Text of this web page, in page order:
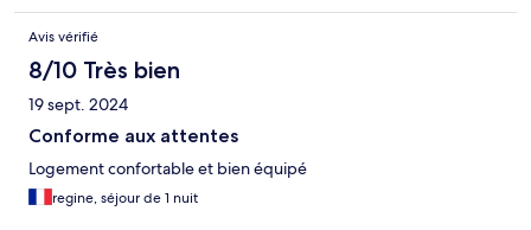
Avis vérifié
8/10 Très bien
19 sept. 2024
Conforme aux attentes
Logement confortable et bien équipé
regine, séjour de 1 nuit